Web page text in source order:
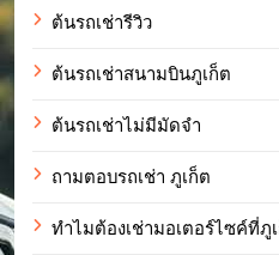
ต้นรถเช่ารีวิว
ต้นรถเช่าสนามบินภูเก็ต
ต้นรถเช่าไม่มีมัดจำ
ถามตอบรถเช่า ภูเก็ต
ทำไมต้องเช่ามอเตอร์ไซค์ที่ภู